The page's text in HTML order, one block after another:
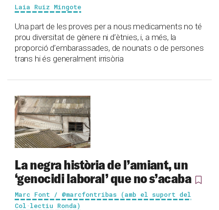
Laia Ruiz Mingote
Una part de les proves per a nous medicaments no té
prou diversitat de gènere ni d’ètnies, i, a més, la
proporció d’embarassades, de nounats o de persones
trans hi és generalment irrisòria
La negra història de l’amiant, un
‘genocidi laboral’ que no s’acaba
Marc Font / @marcfontribas (amb el suport del
Col·lectiu Ronda)